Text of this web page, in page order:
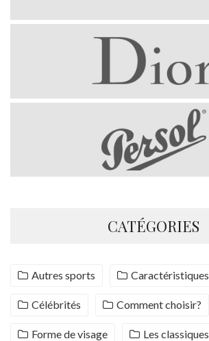
CATÉGORIES
Autres sports Caractéristiques
Célébrités Comment choisir?
Forme de visage Les classiques